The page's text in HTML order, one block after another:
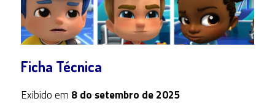
Ficha Técnica
Exibido em 8 do setembro de 2025